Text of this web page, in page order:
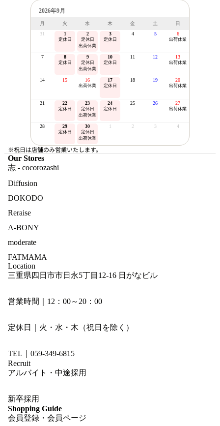
2026年9月
月 火 水 木 金 土
日
31
1
定休日
2
定休日
出荷休業
3
定休日
4 5 6
出荷休業
7 8
定休日
9
定休日
出荷休業
10
定休日
11 12 13
出荷休業
14 15 16
出荷休業
17
定休日
18 19 20
出荷休業
21 22
定休日
23
定休日
出荷休業
24
定休日
25 26 27
出荷休業
28 29
定休日
30
定休日
出荷休業
1 2 3 4
※祝日は店舗のみ営業いたします。
Our Stores
志 - cocorozashi
Diffusion
DOKODO
Reraise
A-BONY
moderate
FATMAMA
Location
三重県四日市市日永5丁目12-16 日がなビル
営業時間｜12：00～20：00
定休日｜火・水・木（祝日を除く）
TEL｜059-349-6815
Recruit
アルバイト・中途採用
新卒採用
Shopping Guide
会員登録・会員ページ